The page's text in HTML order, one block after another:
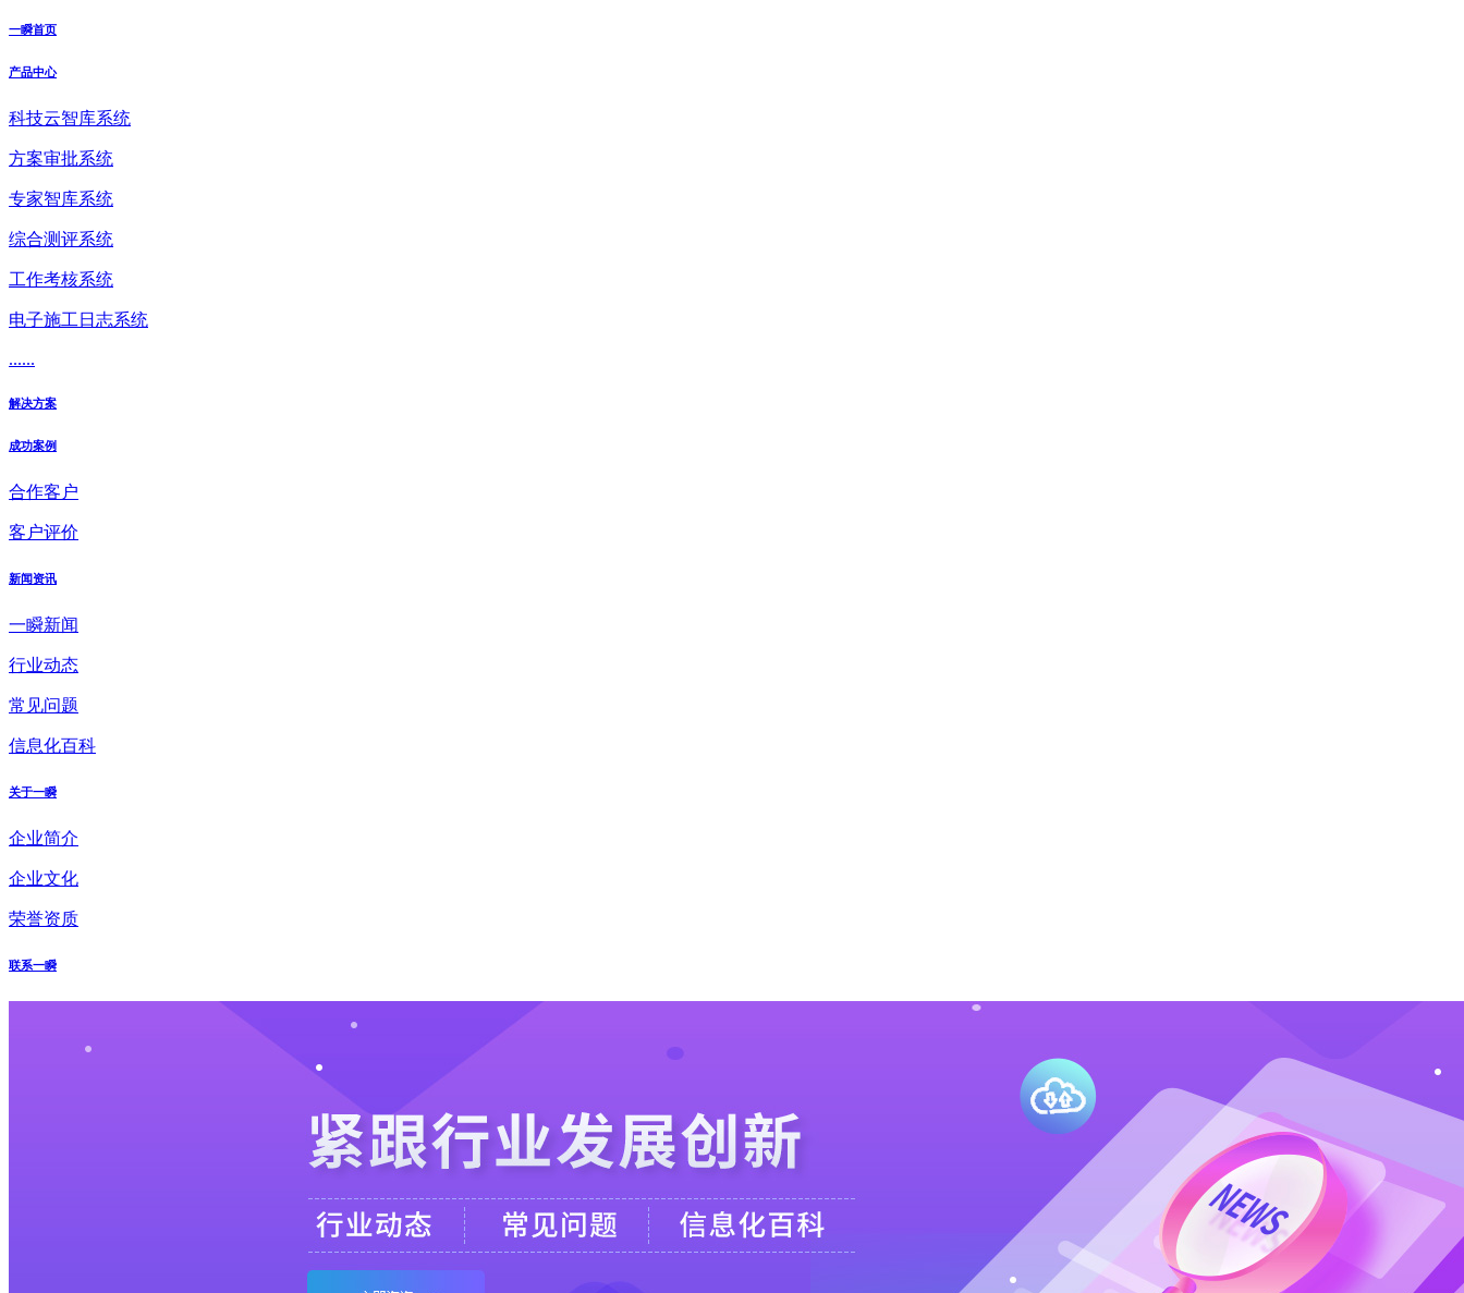
一瞬首页
产品中心
科技云智库系统
方案审批系统
专家智库系统
综合测评系统
工作考核系统
电子施工日志系统
......
解决方案
成功案例
合作客户
客户评价
新闻资讯
一瞬新闻
行业动态
常见问题
信息化百科
关于一瞬
企业简介
企业文化
荣誉资质
联系一瞬